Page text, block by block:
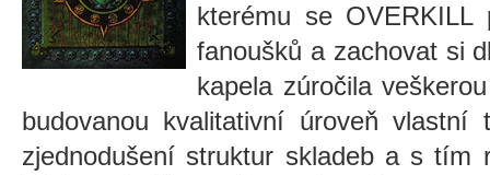
kterému se
fanoušků a zachovat si
kapela zúročila
budovanou kvalitativní úroveň
zjednodušení struktur skladeb a s tím